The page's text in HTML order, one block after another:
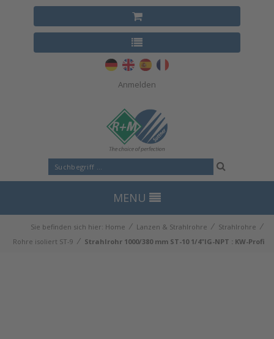
Anmelden
MENU
Sie befinden sich hier: Home ⁄ Lanzen & Strahlrohre ⁄ Strahlrohre ⁄
Rohre isoliert ST-9 ⁄ Strahlrohr 1000/380 mm ST-10 1/4"IG-NPT : KW-Profi